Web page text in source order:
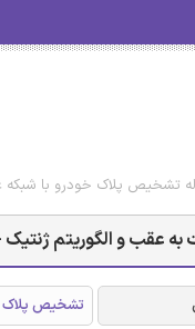
تشخیص پلاک خودرو با شبکه
عقب و الگوریتم ژنتیک -
تشخیص پلاک